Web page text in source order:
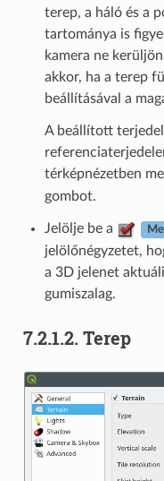
terep, a háló és a
tartománya is
kamera ne
akkor, ha a terep
beállításával a
A beállított
térképnézetben
gombot.
Jelölje be a
jelölőnégyzetet,
a 3D jelenet
gumiszalag.
7.2.1.2. Terep